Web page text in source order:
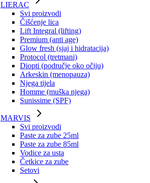
LIERAC
Svi proizvodi
Čišćenje lica
Lift Integral (lifting)
Premium (anti age)
Glow fresh (sjaj i hidratacija)
Protocol (tretmani)
Diopti (područje oko očiju)
Arkeskin (menopauza)
Njega tijela
Homme (muška njega)
Sunissime (SPF)
MARVIS
Svi proizvodi
Paste za zube 25ml
Paste za zube 85ml
Vodice za usta
Četkice za zube
Setovi